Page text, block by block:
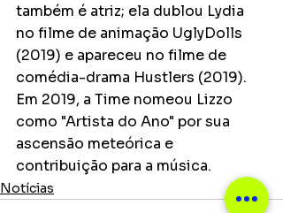
também é atriz; ela dublou Lydia
no filme de animação UglyDolls
(2019) e apareceu no filme de
comédia-drama Hustlers (2019).
Em 2019, a Time nomeou Lizzo
como "Artista do Ano" por sua
ascensão meteórica e
contribuição para a música.
Notícias